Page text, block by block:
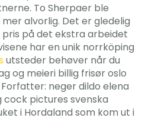
To Sherpaer ble
alvorlig. Det er gledelig
på det ekstra arbeidet
har en unik norrköping
utsteder behøver når du
og meieri billig frisør oslo
neger dildo elena
cock pictures svenska
i Hordaland som kom ut i